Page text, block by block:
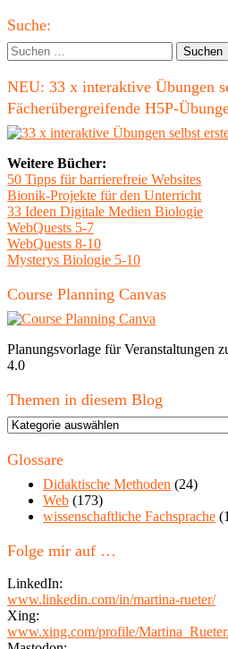
Haupt-
Seitenleiste
Suche:
Suchen
nach:
NEU: 33 x interaktive Übungen
Fächerübergreifende H5P-
Weitere Bücher:
50 Tipps für barrierefreie Websites
Bionik-Projekte für den Unterricht
33 Ideen Digitale Medien Biologie
WebQuests 5-7
WebQuests 8-10
Mysterys Biologie 5-10
Course Planning Canvas
Planungsvorlage für Veranstaltungen
4.0
Themen in diesem Blog
Themen
diesem
Glossare
Didaktische Methoden (24)
Web (173)
wissenschaftliche Fachsprache
Folge mir auf …
LinkedIn:
www.linkedin.com/in/martina-rueter/
Xing:
www.xing.com/profile/